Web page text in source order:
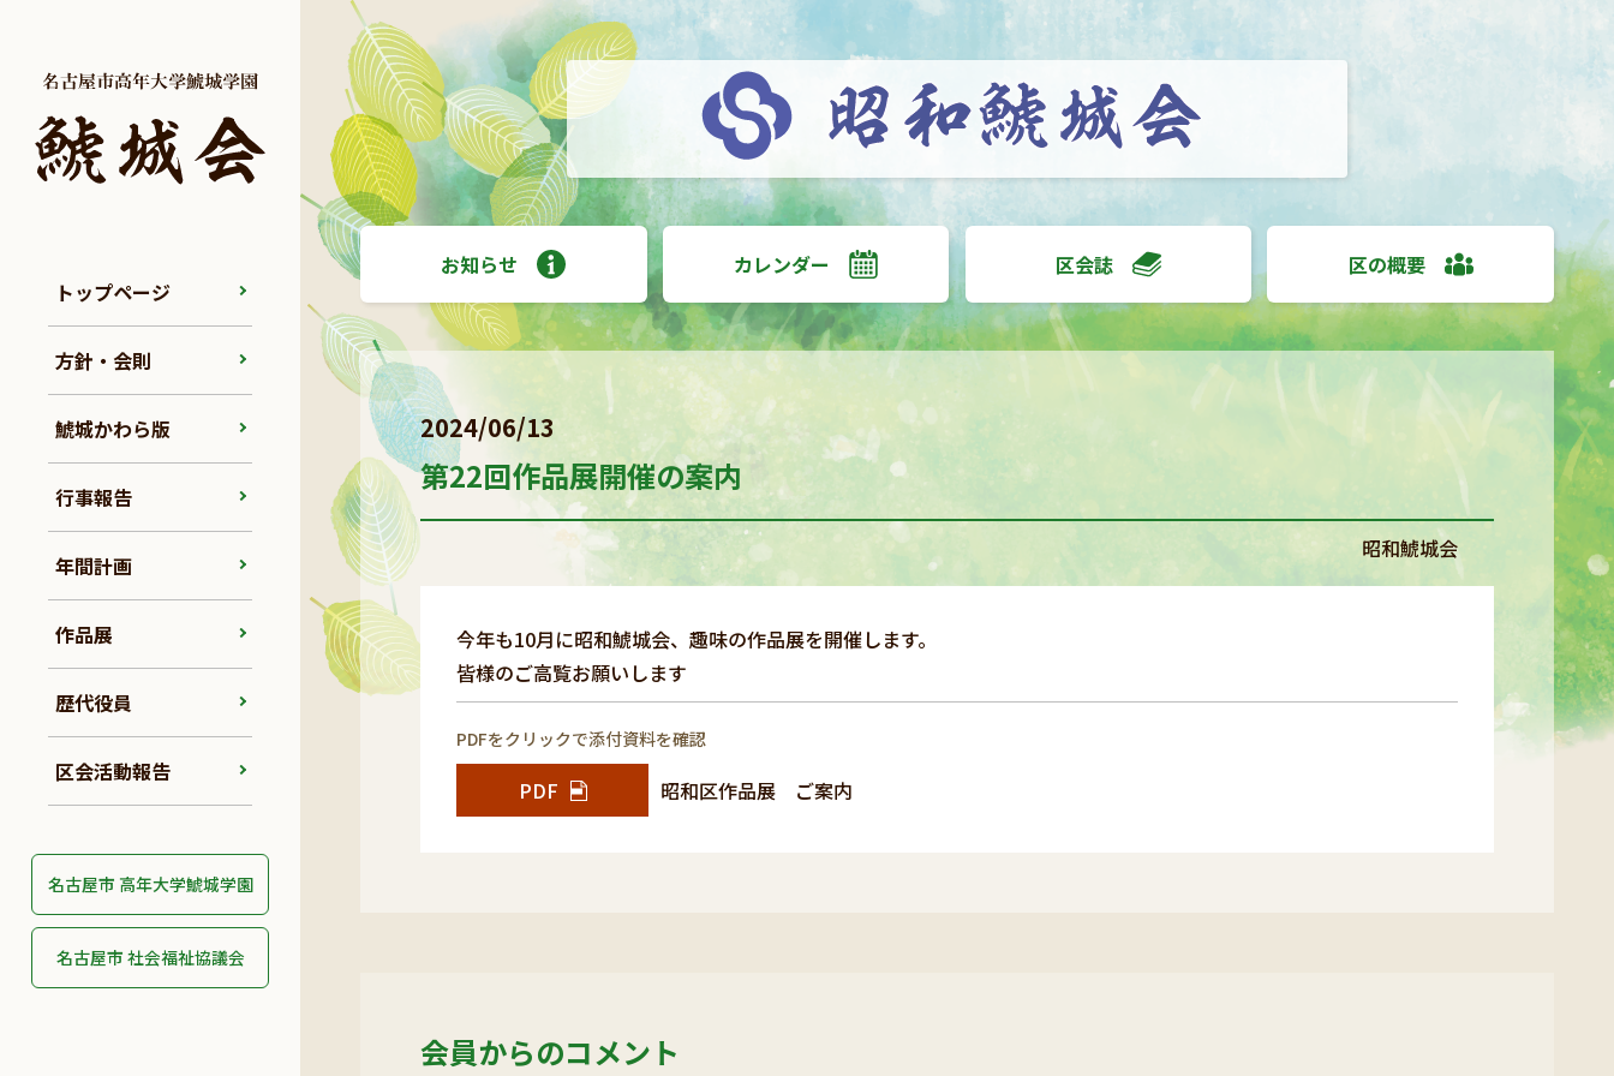
トップページ
方針・会則
鯱城かわら版
行事報告
年間計画
作品展
歴代役員
区会活動報告
名古屋市 高年大学鯱城学園
名古屋市 社会福祉協議会
お知らせ カレンダー 区会誌 区の概要
2024/06/13
第22回作品展開催の案内
昭和鯱城会
今年も10月に昭和鯱城会、趣味の作品展を開催します。
皆様のご高覧お願いします
PDFをクリックで添付資料を確認
PDF 昭和区作品展 ご案内
会員からのコメント